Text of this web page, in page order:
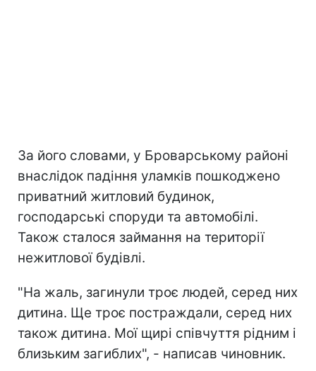
За його словами, у Броварському районі
внаслідок падіння уламків пошкоджено
приватний житловий будинок,
господарські споруди та автомобілі.
Також сталося займання на території
нежитлової будівлі.
"На жаль, загинули троє людей, серед них
дитина. Ще троє постраждали, серед них
також дитина. Мої щирі співчуття рідним і
близьким загиблих", - написав чиновник.